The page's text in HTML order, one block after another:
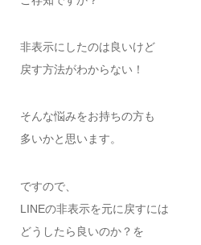
非表示にしたのは良いけど
戻す方法がわからない！
そんな悩みをお持ちの方も
多いかと思います。
ですので、
LINEの非表示を元に戻すには
どうしたら良いのか？を